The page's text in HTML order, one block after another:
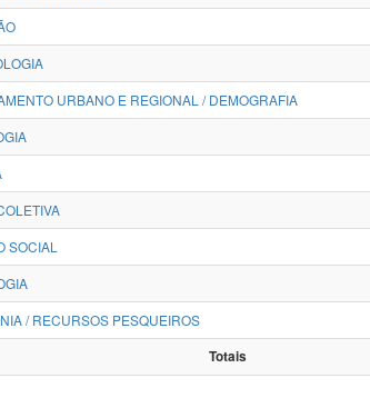
URBANO E REGIONAL / DEMOGRAFIA
SOCIAL
/ RECURSOS PESQUEIROS
Totais